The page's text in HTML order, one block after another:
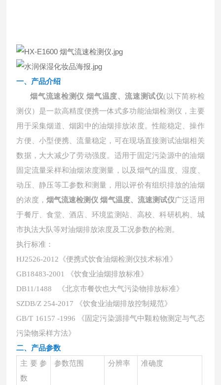
一、产品介绍
烟气流速检测仪 烟气温度、流速测试仪(以下简称检
测仪）是一款高精度便携一体式多功能油烟检测仪，主要
用于采集烟道、烟囱中的油烟排放浓度。性能稳定、操作
方便、小型便携、流量稳定，可在现场直接测试油烟相关
数据，大大减少了劳动强度。适用于固定污染源中的油烟
固定流量采样和油烟浓度测量，以及烟气的温度、湿度、
动压、静压等工参数和测量，用以评价有组织排放的油烟
的浓度， 烟气流速检测仪 烟气温度、流速测试仪广泛适用
于餐厅、食堂、酒店、环境监测站、高校、科研机构、城
市执法大队等对油烟排放浓度及工况参数的检测。
执行标准：
HJ2526-2012《便携式饮食油烟检测仪技术标准》
GB18483-2001 《饮食业油烟排放标准》
DB11/1488 《北京市餐饮也大气污染物排放标准》
SZDB/Z 254-2017 《饮食业油烟排放控制规范》
GB/T 16157 -1996 《固定污染源排气中颗粒物测定与气态
污染物采样方法》
二、产品参数
主要参
数
参数范围 分辨率 准确度